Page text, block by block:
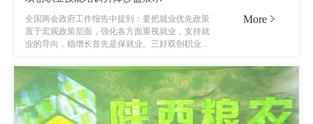
全国两会政府工作报告中提到：要把就业优先政策
置于宏观政策层面，强化各方面重视就业，支持就
业的导向，稳增长首先是保就业。三好双创职业...
More